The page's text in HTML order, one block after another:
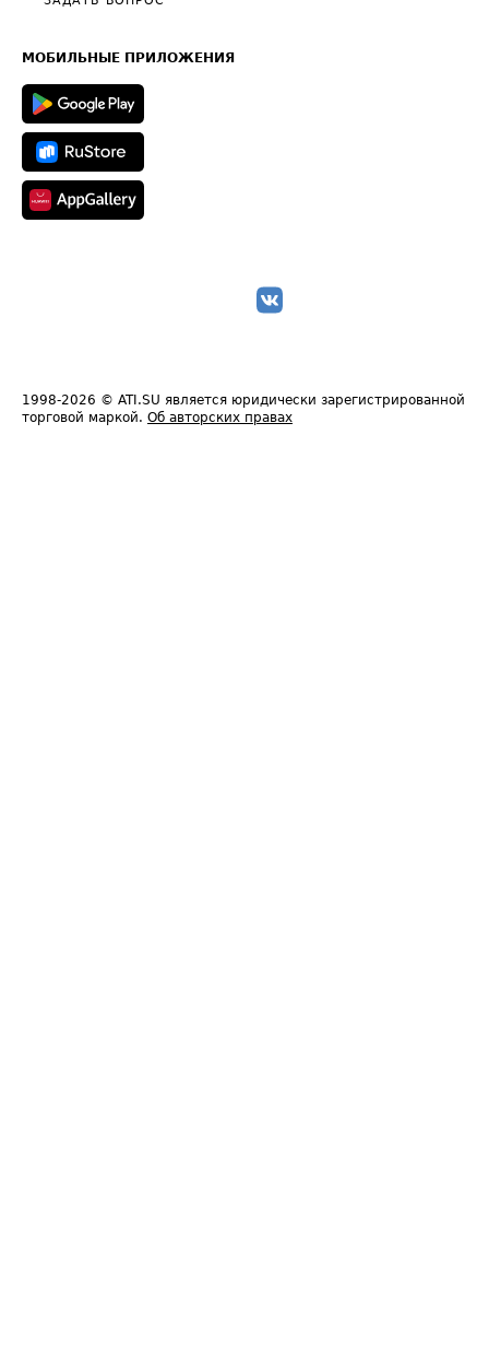
Техническая информация
МОБИЛЬНЫЕ ПРИЛОЖЕНИЯ
1998-2026 © ATI.SU является юридически зарегистрированной
торговой маркой. Об авторских правах